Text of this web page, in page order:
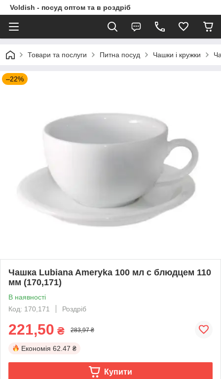
Voldish - посуд оптом та в роздріб
Товари та послуги Питна посуд Чашки і кружки
–22%
Чашка Lubiana Ameryka 100 мл с блюдцем 110
мм (170,171)
В наявності
Код: 170,171
Роздріб
221,50 ₴ 283,97 ₴
Економія 62.47 ₴
Купити